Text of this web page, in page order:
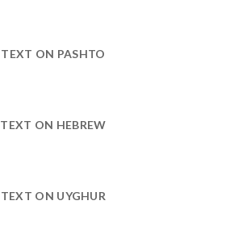
TEXT ON PASHTO
TEXT ON HEBREW
TEXT ON UYGHUR